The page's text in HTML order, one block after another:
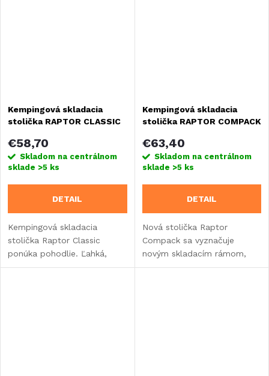
Kempingová skladacia
stolička RAPTOR CLASSIC
€58,70
Skladom na centrálnom
sklade >5 ks
DETAIL
Kempingová skladacia
stolička Raptor Classic
ponúka pohodlie. Ľahká,
skladná a odolná, ideálna na
Kempingová skladacia
stolička RAPTOR COMPACK
€63,40
Skladom na centrálnom
sklade >5 ks
DETAIL
Nová stolička Raptor
Compack sa vyznačuje
novým skladacím rámom,
ktorý v zloženom stave a pri